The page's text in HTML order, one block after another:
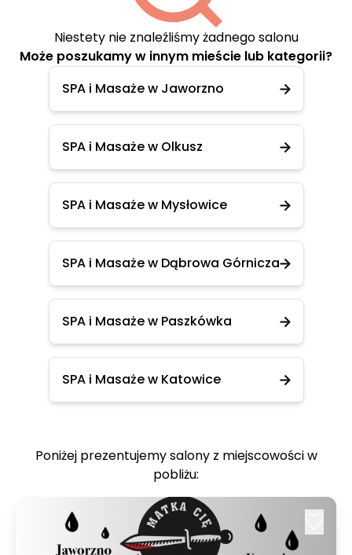
Niestety nie znaleźliśmy żadnego salonu
Może poszukamy w innym mieście lub kategorii?
SPA i Masaże w Jaworzno
SPA i Masaże w Olkusz
SPA i Masaże w Mysłowice
SPA i Masaże w Dąbrowa Górnicza
SPA i Masaże w Paszkówka
SPA i Masaże w Katowice
Poniżej prezentujemy salony z miejscowości w
pobliżu: